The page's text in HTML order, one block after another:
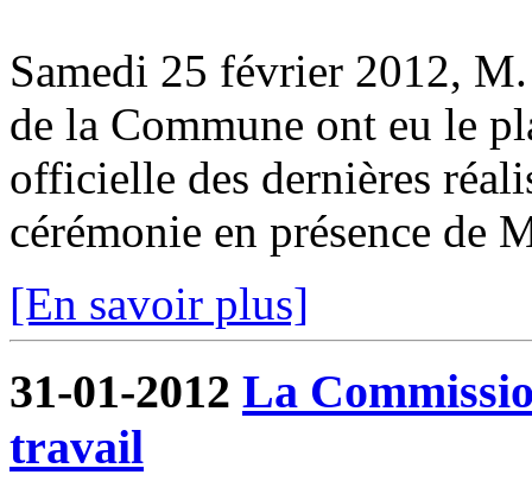
Samedi 25 février 2012,
de la Commune ont eu le
officielle des dernières
cérémonie en présence de
[En savoir plus]
31-01-2012 La
travail